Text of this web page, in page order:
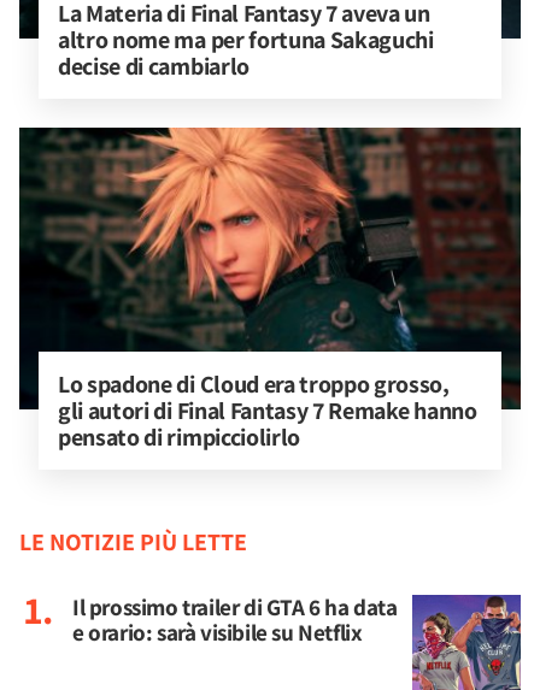
La Materia di Final Fantasy 7 aveva un
altro nome ma per fortuna Sakaguchi
decise di cambiarlo
Lo spadone di Cloud era troppo grosso,
gli autori di Final Fantasy 7 Remake hanno
pensato di rimpicciolirlo
LE NOTIZIE PIÙ LETTE
Il prossimo trailer di GTA 6 ha data
e orario: sarà visibile su Netflix